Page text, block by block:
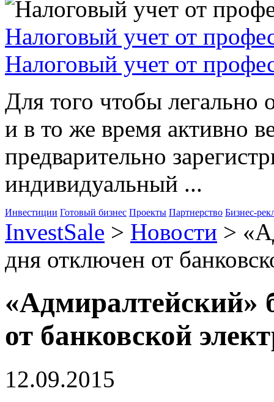
Налоговый учет от
Налоговый учет от
Для того чтобы легально
и в то же время активно
предварительно
индивидуальный ...
Инвестиции Готовый бизнес Проекты Партнерство Бизнес-
InvestSale > Новости >
дня отключен от
«Адмиралтейский»
от банковской
12.09.2015